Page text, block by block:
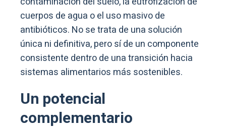
cuerpos de agua o el uso masivo de
antibióticos. No se trata de una solución
única ni definitiva, pero sí de un componente
consistente dentro de una transición hacia
sistemas alimentarios más sostenibles.
Un potencial
complementario